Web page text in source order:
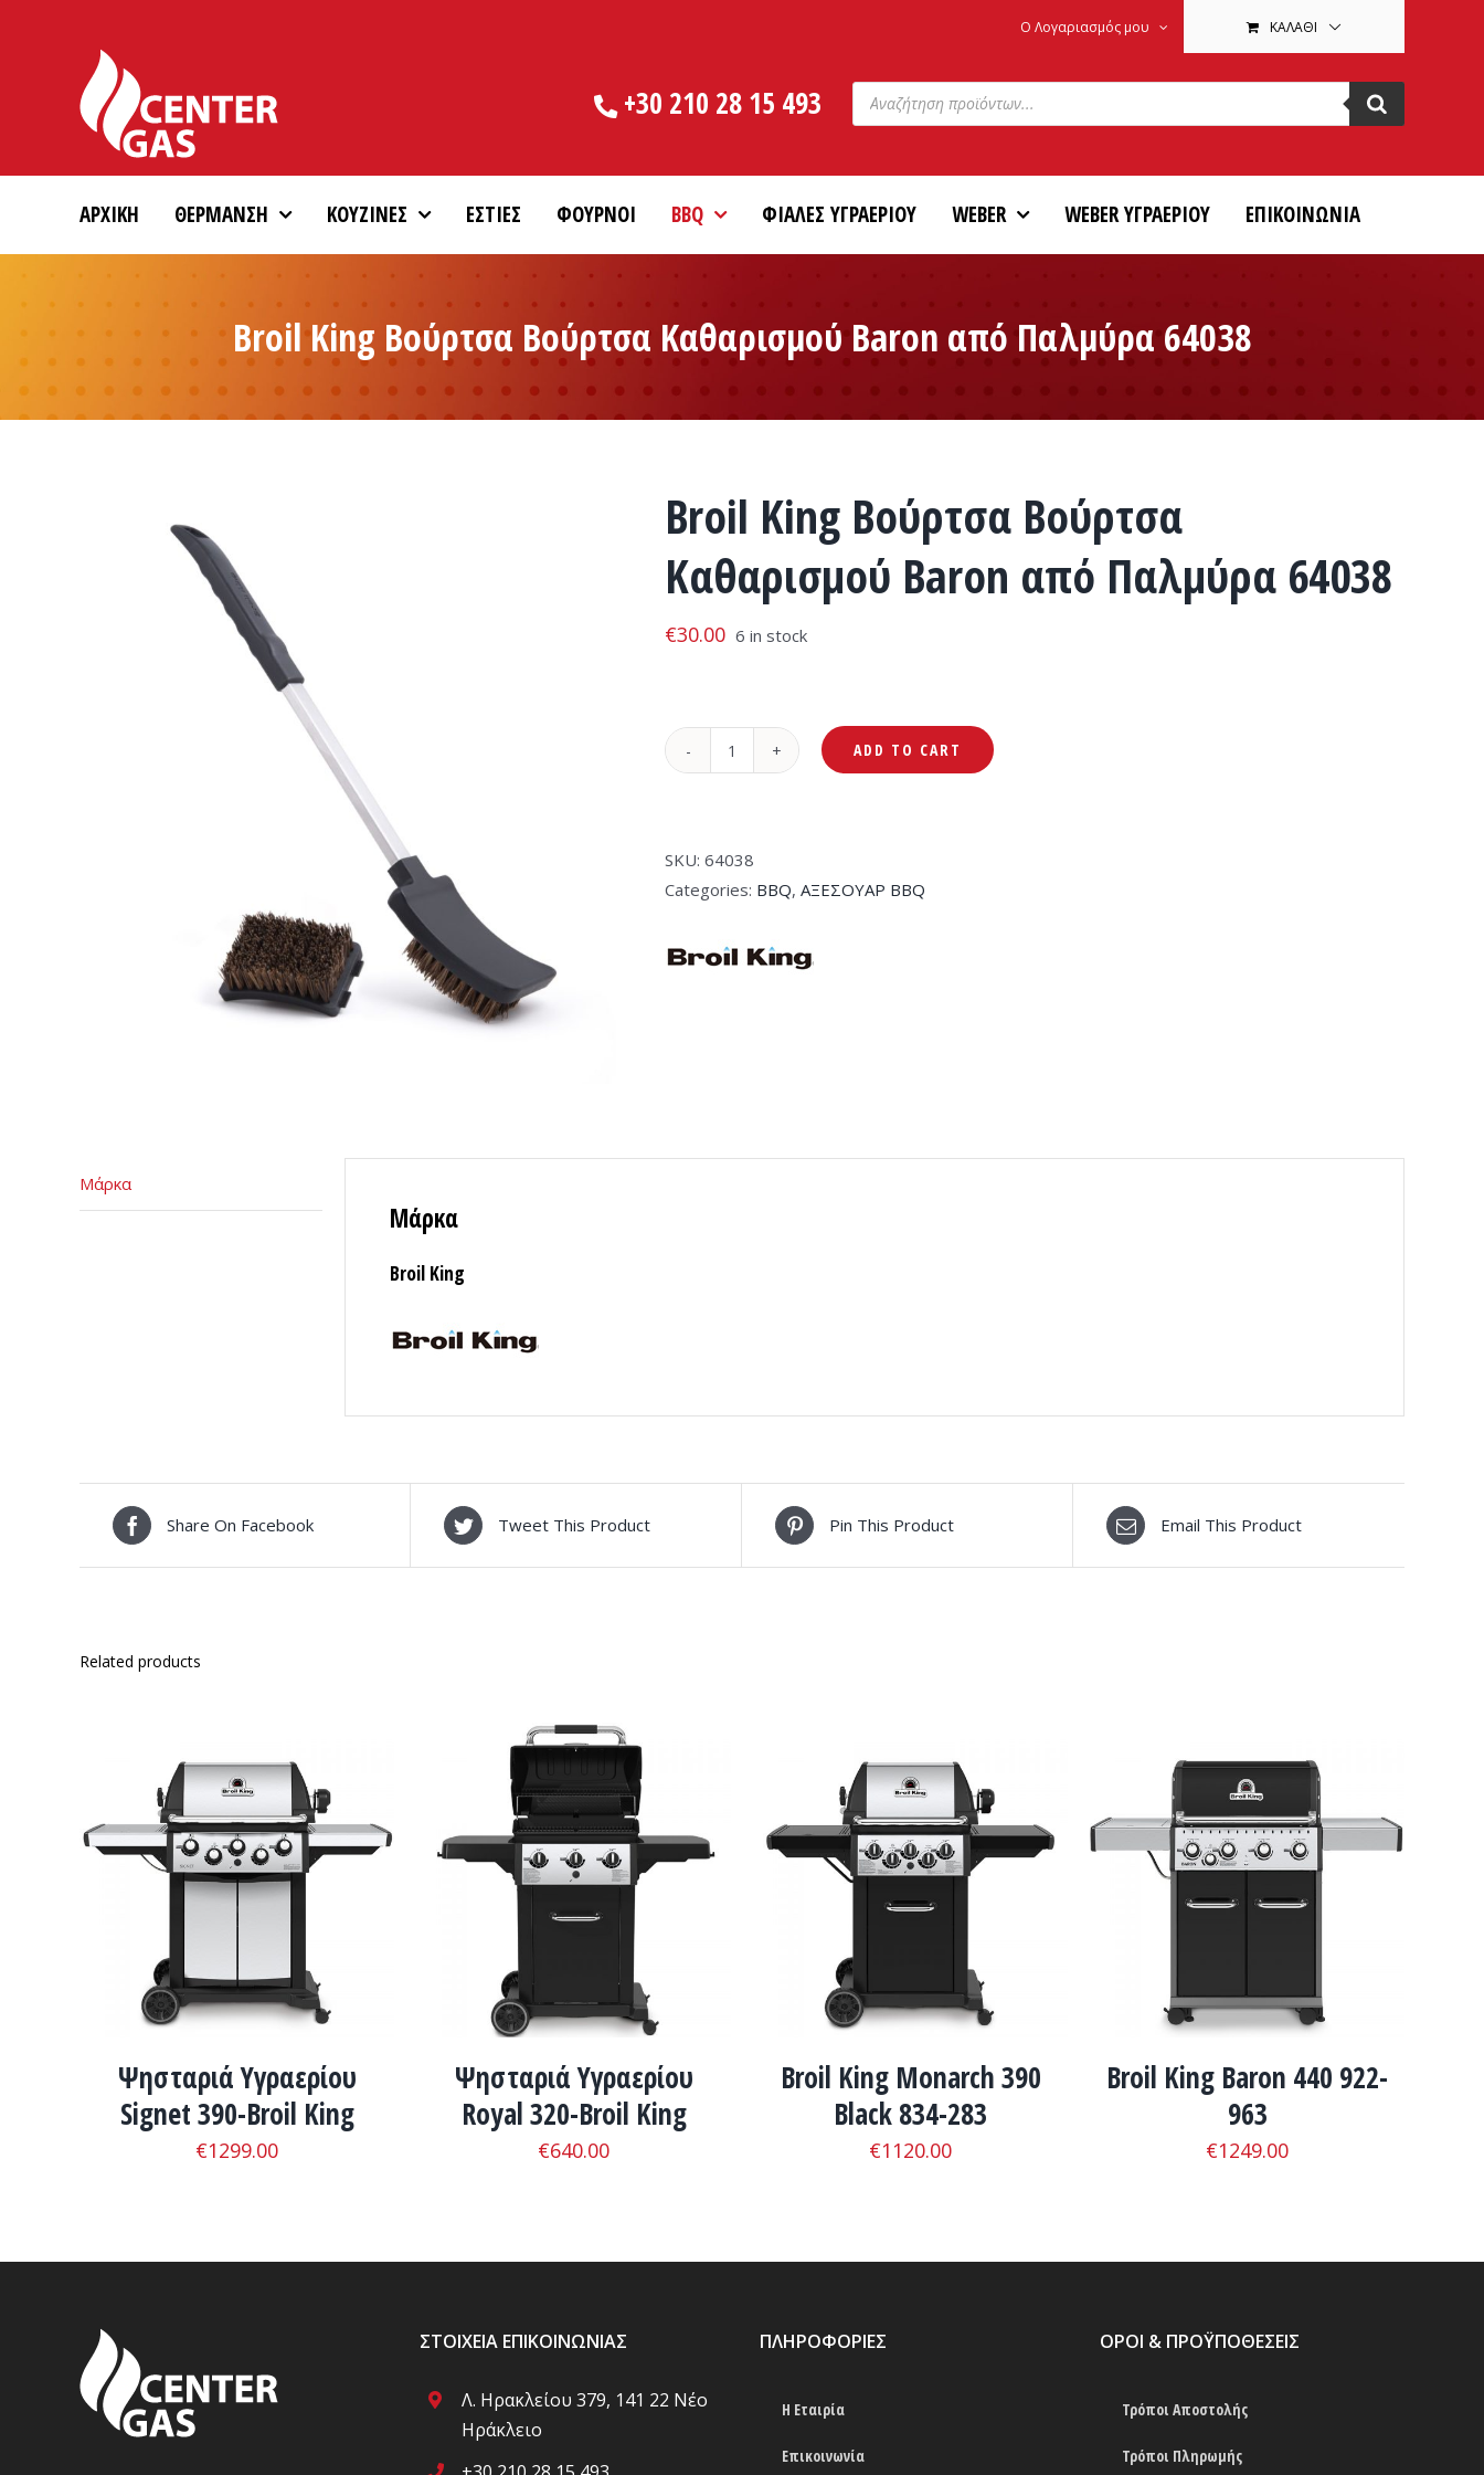
Ο Λογαριασμός μου ΚΑΛΆΘΙ
+30 210 28 15 493 Products
search
ΑΡΧΙΚΗ ΘΕΡΜΑΝΣΗ ΚΟΥΖΙΝΕΣ ΕΣΤΙΕΣ ΦΟΥΡΝΟΙ BBQ ΦΙΑΛΕΣ ΥΓΡΑΕΡΙΟΥ WEBER WEBER ΥΓΡΑΕΡΙΟΥ ΕΠΙΚΟΙΝΩΝΙΑ
Broil King Βούρτσα Βούρτσα Καθαρισμού Baron από Παλμύρα 64038
Broil King Βούρτσα Βούρτσα
Καθαρισμού Baron από Παλμύρα 64038
€30.00 6 in stock
Broil
Βούρτσα
Καθαρισμού
Παλμύρα
ADD TO CART
SKU: 64038
Categories: BBQ, ΑΞΕΣΟΥΑΡ BBQ
Μάρκα
Μάρκα
Broil King
Share On Facebook Tweet This Product Pin This Product Email This Product
Related products
ΛΕΠΤΟΜΈΡΕΙΕΣ
Ψησταριά Υγραερίου
Signet 390-Broil King
€1299.00
ADD TO CART / ΛΕΠΤΟΜΈΡΕΙΕΣ
Ψησταριά Υγραερίου
Royal 320-Broil King
€640.00
ADD TO CART
Broil King Monarch 390
Black 834-283
€1120.00
Broil King Baron 440 922-
963
€1249.00
ΣΤΟΙΧΕΊΑ ΕΠΙΚΟΙΝΩΝΊΑΣ
Λ. Ηρακλείου 379, 141 22 Νέο
Ηράκλειο
ΠΛΗΡΟΦΟΡΊΕΣ
Η Εταιρία
Επικοινωνία
ΟΡΟΙ & ΠΡΟΫΠΟΘΕΣΕΙΣ
Τρόποι Αποστολής
Τρόποι Πληρωμής